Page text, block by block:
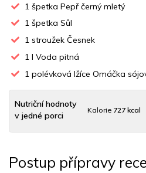
1 špetka Pepř černý mletý
1 špetka Sůl
1 stroužek Česnek
1 l Voda pitná
1 polévková lžíce Omáčka
Nutriční hodnoty
v jedné porci
Kalorie 727 kcal
Uhlovodany44 g
Postup přípravy